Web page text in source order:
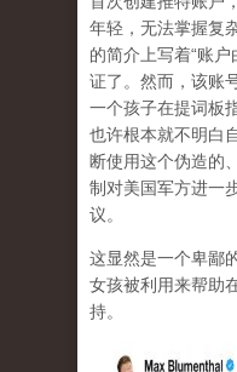
年轻，无法掌握复
的简介上写着“账
证了。然而，该账
一个孩子在提词板
也许根本就不明白
断使用这个伪造的
制对美国军方进一
议。
这显然是一个卑鄙
女孩被利用来帮助
持。